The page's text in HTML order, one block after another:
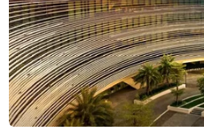
Quốc hội
07/08/2026 00:25
Mexico triển khai hàng
bảo vệ các vùng trồng bơ